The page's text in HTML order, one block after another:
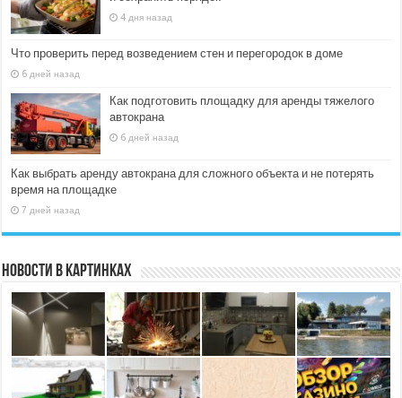
4 дня назад
Что проверить перед возведением стен и перегородок в доме
6 дней назад
Как подготовить площадку для аренды тяжелого
автокрана
6 дней назад
Как выбрать аренду автокрана для сложного объекта и не потерять
время на площадке
7 дней назад
Новости в картинках